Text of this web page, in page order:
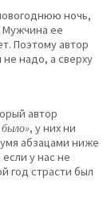
ночь,
Мужчина ее
Поэтому автор
не надо, а сверху
автор
, у них ни
абзацами ниже
у нас не
год страсти был